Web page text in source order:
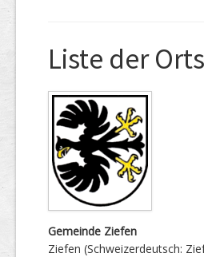
Liste der
Gemeinde Ziefen
Ziefen (Schweizerdeutsch: